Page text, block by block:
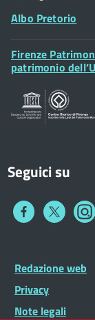
Posta
Albo Pretorio
Footer
Widget
Firenze
patrimonio
Seguici su
Collegamento
a
Footer
Widget
Footer
menu
Redazione web
Privacy
Note legali